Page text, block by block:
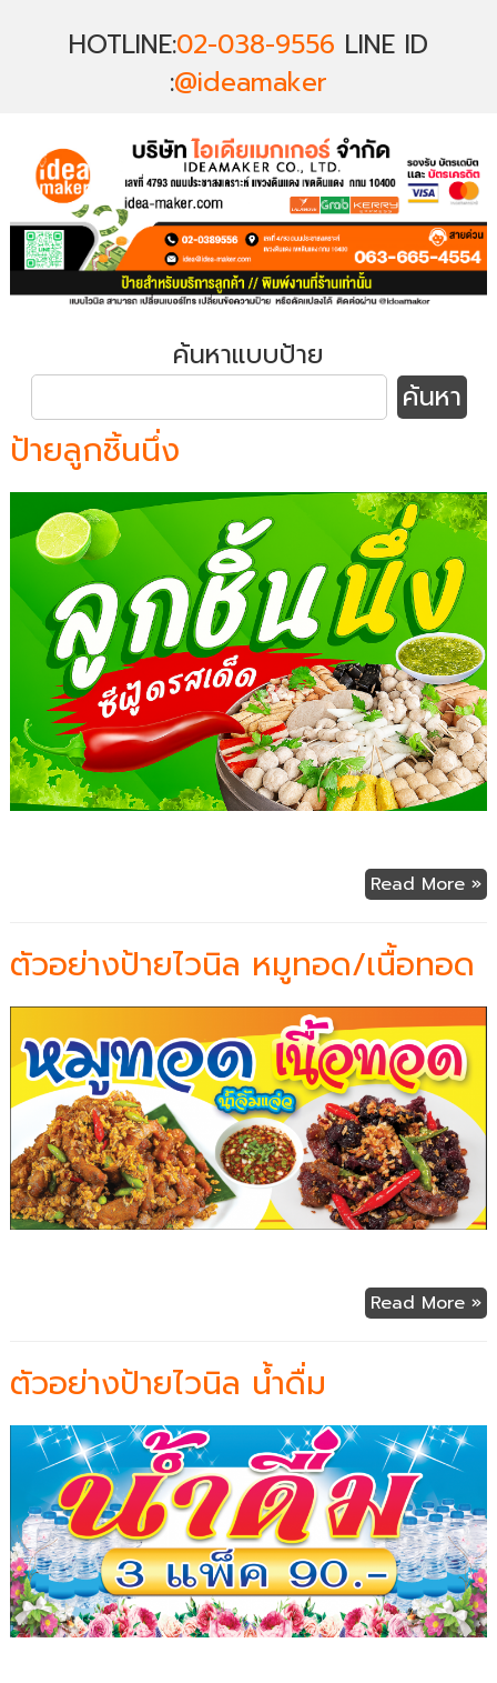
HOTLINE:02-038-9556 LINE ID
:@ideamaker
ค้นหาแบบป้าย
ป้ายลูกชิ้นนึ่ง
Read More »
ตัวอย่างป้ายไวนิล หมูทอด/เนื้อทอด
Read More »
ตัวอย่างป้ายไวนิล น้ำดื่ม